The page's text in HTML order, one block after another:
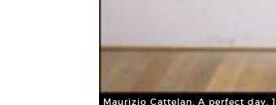
Maurizio Cattelan, A perfect day,